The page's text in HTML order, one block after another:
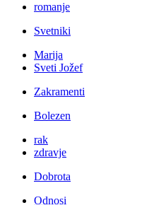
romanje
Svetniki
Marija
Sveti Jožef
Zakramenti
Bolezen
rak
zdravje
Dobrota
Odnosi